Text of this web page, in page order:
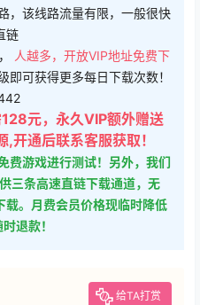
，该线路流量有限，一般很快
链
人越多，开放VIP地址免费下
即可获得更多每日下载次数！
元，永久VIP额外赠送
开通后联系客服获取！
费游戏进行测试！另外，我们
三条高速直链下载通道，无
载。月费会员价格现临时降低
退款！
给TA打赏